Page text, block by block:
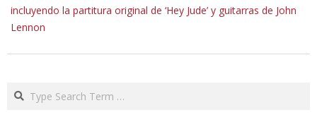
incluyendo la partitura original de ‘Hey Jude’ y guitarras de John
Lennon
Search